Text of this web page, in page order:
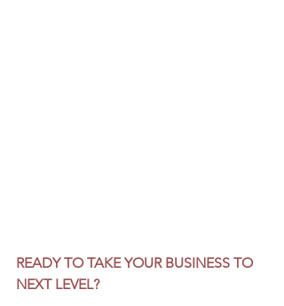
READY TO TAKE YOUR BUSINESS TO
NEXT LEVEL?